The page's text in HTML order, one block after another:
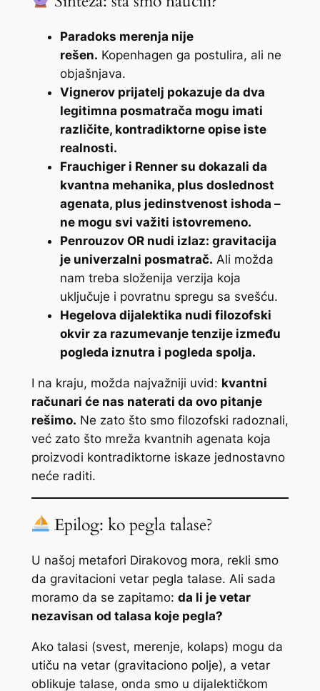
Paradoks merenja nije
rešen. Kopenhagen ga postulira, ali ne
objašnjava.
Vignerov prijatelj pokazuje da dva
legitimna posmatrača mogu imati
različite, kontradiktorne opise iste
realnosti.
Frauchiger i Renner su dokazali da
kvantna mehanika, plus doslednost
agenata, plus jedinstvenost ishoda –
ne mogu svi važiti istovremeno.
Penrouzov OR nudi izlaz: gravitacija
je univerzalni posmatrač. Ali možda
nam treba složenija verzija koja
uključuje i povratnu spregu sa svešću.
Hegelova dijalektika nudi filozofski
okvir za razumevanje tenzije između
pogleda iznutra i pogleda spolja.
I na kraju, možda najvažniji uvid: kvantni
računari će nas naterati da ovo pitanje
rešimo. Ne zato što smo filozofski radoznali,
već zato što mreža kvantnih agenata koja
proizvodi kontradiktorne iskaze jednostavno
neće raditi.
Epilog: ko pegla talase?
U našoj metafori Dirakovog mora, rekli smo
da gravitacioni vetar pegla talase. Ali sada
moramo da se zapitamo: da li je vetar
nezavisan od talasa koje pegla?
Ako talasi (svest, merenje, kolaps) mogu da
utiču na vetar (gravitaciono polje), a vetar
oblikuje talase, onda smo u dijalektičkom